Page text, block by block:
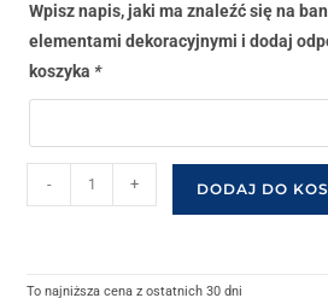
Wpisz napis, jaki ma znaleźć się na
elementami dekoracyjnymi i dodaj
koszyka *
- + DODAJ DO
To najniższa cena z ostatnich 30 dni